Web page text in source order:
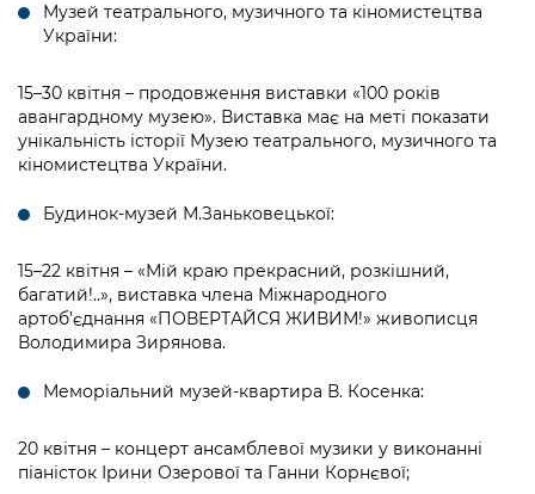
Музей театрального, музичного та кіномистецтва
України:
15–30 квітня – продовження виставки «100 років
авангардному музею». Виставка має на меті показати
унікальність історії Музею театрального, музичного та
кіномистецтва України.
Будинок-музей М.Заньковецької:
15–22 квітня – «Мій краю прекрасний, розкішний,
багатий!..», виставка члена Міжнародного
артоб’єднання «ПОВЕРТАЙСЯ ЖИВИМ!» живописця
Володимира Зирянова.
Меморіальний музей-квартира В. Косенка:
20 квітня – концерт ансамблевої музики у виконанні
піаністок Ірини Озерової та Ганни Корнєвої;